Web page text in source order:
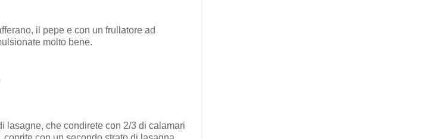
il pepe e con un frullatore ad
molto bene.
lasagne, che condirete con 2/3 di calamari